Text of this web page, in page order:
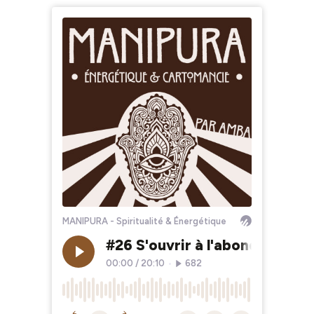
MANIPURA - Spiritualité & Énergétique
#26 S'ouvrir à l'abondance
00:00 / 20:10 682